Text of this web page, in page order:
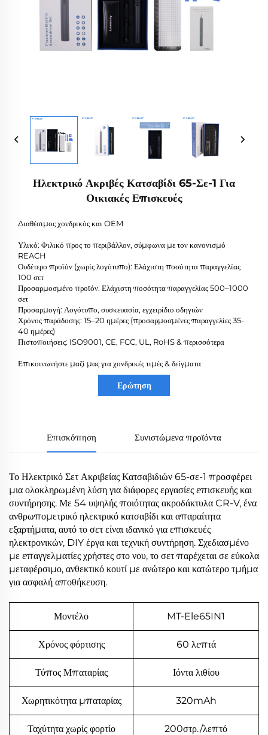
Ηλεκτρικό Ακριβές Κατσαβίδι 65-Σε-1 Για
Οικιακές Επισκευές
Διαθέσιμος χονδρικός και OEM
Υλικό: Φιλικό προς το περιβάλλον, σύμφωνα με τον κανονισμό
REACH
Ουδέτερο προϊόν (χωρίς λογότυπο): Ελάχιστη ποσότητα παραγγελίας
100 σετ
Προσαρμοσμένο προϊόν: Ελάχιστη ποσότητα παραγγελίας 500–1000
σετ
Προσαρμογή: Λογότυπο, συσκευασία, εγχειρίδιο οδηγιών
Χρόνος παράδοσης: 15–20 ημέρες (προσαρμοσμένες παραγγελίες 35-
40 ημέρες)
Πιστοποιήσεις: ISO9001, CE, FCC, UL, RoHS & περισσότερα
Επικοινωνήστε μαζί μας για χονδρικές τιμές & δείγματα
Ερώτηση
Επισκόπηση Συνιστώμενα προϊόντα
Το Ηλεκτρικό Σετ Ακριβείας Κατσαβιδιών 65-σε-1 προσφέρει
μια ολοκληρωμένη λύση για διάφορες εργασίες επισκευής και
συντήρησης. Με 54 υψηλής ποιότητας ακροδάκτυλα CR-V, ένα
ανθρωπομετρικό ηλεκτρικό κατσαβίδι και απαραίτητα
εξαρτήματα, αυτό το σετ είναι ιδανικό για επισκευές
ηλεκτρονικών, DIY έργα και τεχνική συντήρηση. Σχεδιασμένο
με επαγγελματίες χρήστες στο νου, το σετ παρέχεται σε εύκολα
μεταφέρσιμο, ανθεκτικό κουτί με ανώτερο και κατώτερο τμήμα
για ασφαλή αποθήκευση.
Μοντέλο MT-Ele65IN1
Χρόνος φόρτισης 60 λεπτά
Τύπος Μπαταρίας Ιόντα λιθίου
Χωρητικότητα μπαταρίας 320mAh
Ταχύτητα χωρίς φορτίο 200στρ./λεπτό